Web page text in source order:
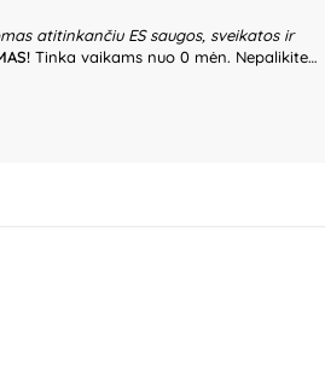
atitinkančiu ES saugos, sveikatos ir
Tinka vaikams nuo 0 mėn. Nepalikite
Prieš naudodami žaislą patikrinkite žaislo
kuri nors iš dalių yra pažeista. Pakuotė nėra